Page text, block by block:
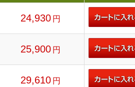
24,930 円
25,900 円
29,610 円